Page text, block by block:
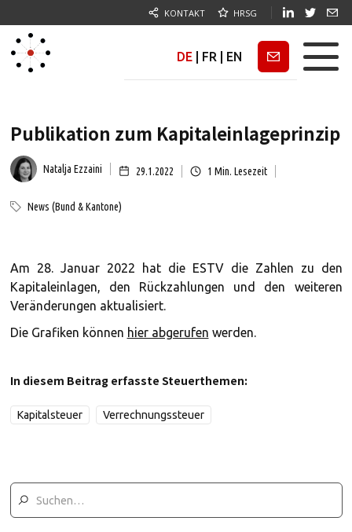
KONTAKT HRSG
DE FR EN Newsletter
Publikation zum Kapitaleinlageprinzip
Natalja Ezzaini 29.1.2022 1 Min. Lesezeit
News (Bund & Kantone)
Am 28. Januar 2022 hat die ESTV die Zahlen zu den
Kapitaleinlagen, den Rückzahlungen und den weiteren
Veränderungen aktualisiert.
Die Grafiken können hier abgerufen werden.
In diesem Beitrag erfasste Steuerthemen:
Kapitalsteuer Verrechnungssteuer